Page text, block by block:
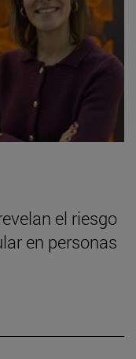
el riesgo
en personas